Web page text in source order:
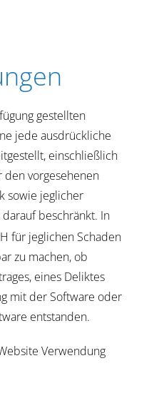
gestellten
jede ausdrückliche
einschließlich
den vorgesehenen
sowie jeglicher
beschränkt. In
für jeglichen Schaden
zu machen, ob
eines Deliktes
mit der Software oder
entstanden.
Verwendung